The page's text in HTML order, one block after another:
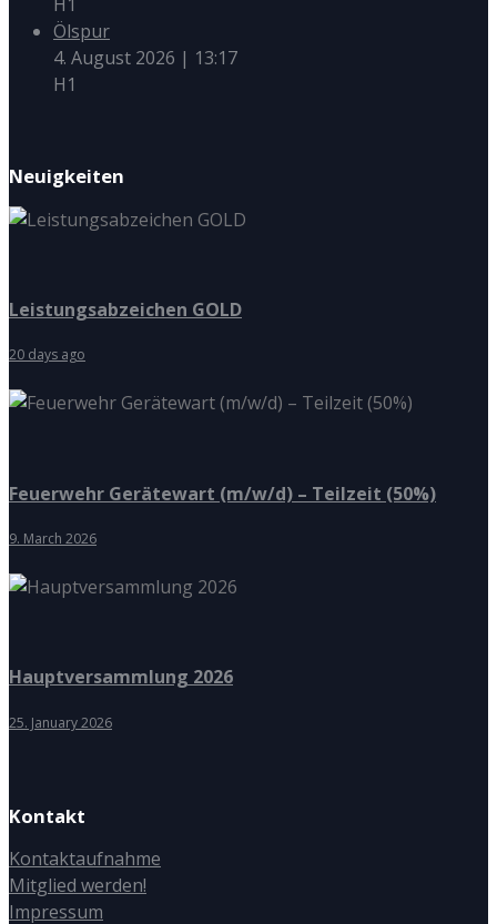
Ölspur
4. August 2026 | 13:17
H1
Neuigkeiten
Leistungsabzeichen GOLD
20 days ago
Feuerwehr Gerätewart (m/w/d) – Teilzeit (50%)
9. March 2026
Hauptversammlung 2026
25. January 2026
Kontakt
Kontaktaufnahme
Mitglied werden!
Impressum